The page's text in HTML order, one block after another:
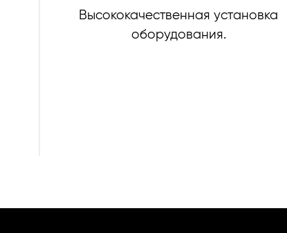
Высококачественная установка
оборудования.